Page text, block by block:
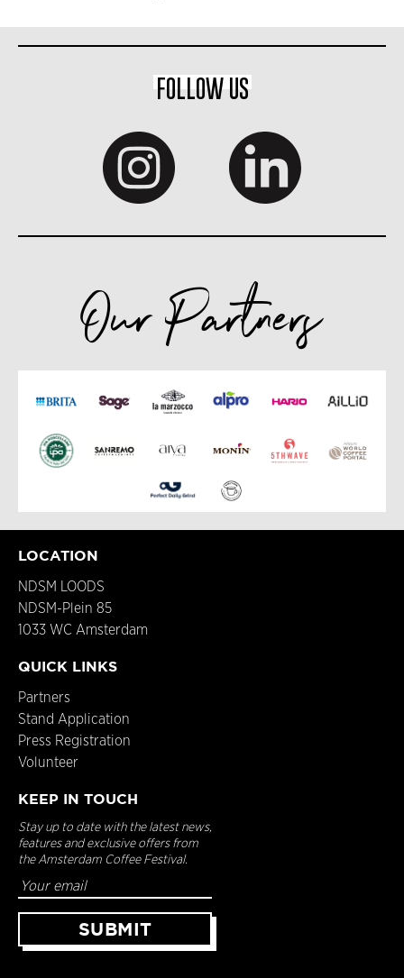
FOLLOW US
Our Partners
LOCATION
NDSM LOODS
NDSM-Plein 85
1033 WC Amsterdam
QUICK LINKS
Partners
Stand Application
Press Registration
Volunteer
KEEP IN TOUCH
Stay up to date with the latest news,
features and exclusive offers from
the Amsterdam Coffee Festival.